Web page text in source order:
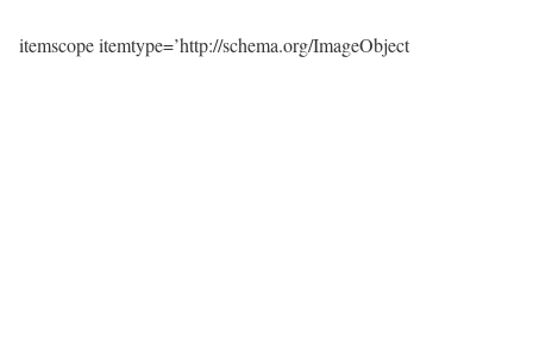
itemscope itemtype=’http://schema.org/ImageObject